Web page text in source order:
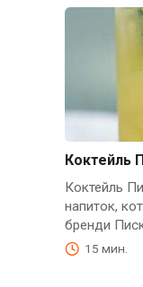
Коктейль
Коктейль
напиток,
бренди
15 мин.